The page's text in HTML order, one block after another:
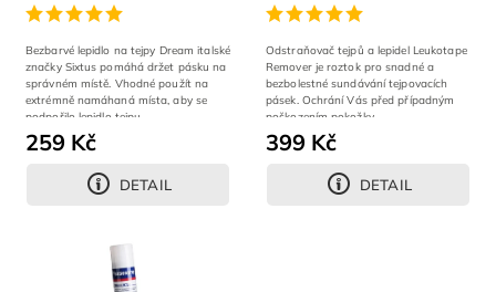
259 Kč
DETAIL
Bezbarvé lepidlo na tejpy Dream italské
značky Sixtus pomáhá držet pásku na
správném místě. Vhodné použít na
extrémně namáhaná místa, aby se
podpořilo lepidlo tejpu.
399 Kč
DETAIL
Odstraňovač tejpů a lepidel Leukotape
Remover je roztok pro snadné a
bezbolestné sundávání tejpovacích
pásek. Ochrání Vás před případným
poškozením pokožky.